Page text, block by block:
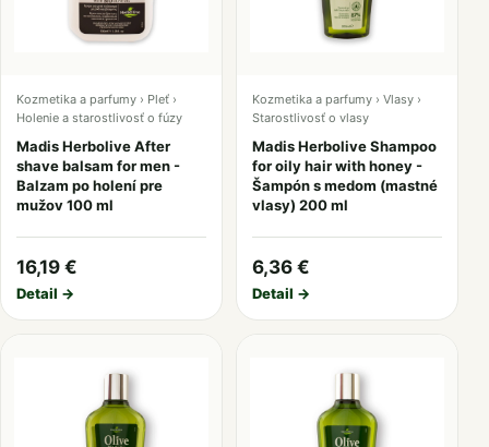
Kozmetika a parfumy › Pleť ›
Holenie a starostlivosť o fúzy
Madis Herbolive After
shave balsam for men -
Balzam po holení pre
mužov 100 ml
16,19 €
Detail →
Kozmetika a parfumy › Vlasy ›
Starostlivosť o vlasy
Madis Herbolive Shampoo
for oily hair with honey -
Šampón s medom (mastné
vlasy) 200 ml
6,36 €
Detail →